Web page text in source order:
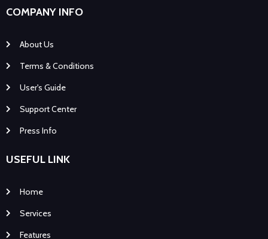
COMPANY INFO
About Us
Terms & Conditions
User's Guide
Support Center
Press Info
USEFUL LINK
Home
Services
Features